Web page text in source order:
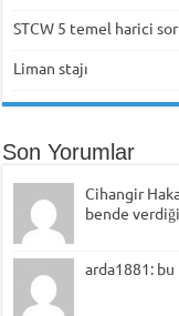
STCW 5 temel harici
Liman stajı
Son Yorumlar
Cihangir
bende
arda1881: bu